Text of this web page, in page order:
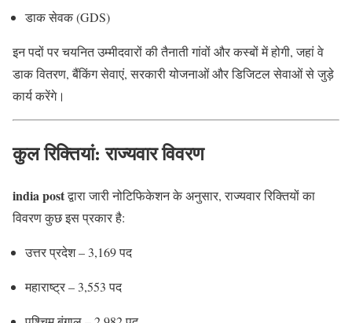
डाक सेवक (GDS)
इन पदों पर चयनित उम्मीदवारों की तैनाती गांवों और कस्बों में होगी, जहां वे
डाक वितरण, बैंकिंग सेवाएं, सरकारी योजनाओं और डिजिटल सेवाओं से जुड़े
कार्य करेंगे।
कुल रिक्तियां: राज्यवार विवरण
india postद्वारा जारी नोटिफिकेशन के अनुसार, राज्यवार रिक्तियों का
विवरण कुछ इस प्रकार है:
उत्तर प्रदेश – 3,169 पद
महाराष्ट्र – 3,553 पद